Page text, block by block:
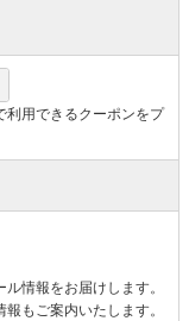
利用できるクーポンをプ
情報をお届けします。
もご案内いたします。